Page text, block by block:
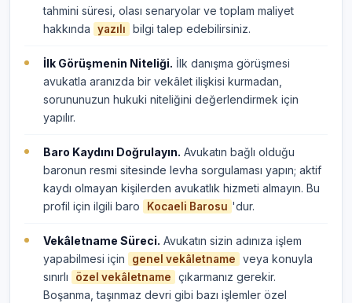
tahmini süresi, olası senaryolar ve toplam maliyet
hakkında
yazılı bilgi talep edebilirsiniz.
İlk Görüşmenin Niteliği. İlk danışma görüşmesi
avukatla aranızda bir vekâlet ilişkisi kurmadan,
sorununuzun hukuki niteliğini değerlendirmek için
yapılır.
Baro Kaydını Doğrulayın. Avukatın bağlı olduğu
baronun resmi sitesinde levha sorgulaması yapın; aktif
kaydı olmayan kişilerden avukatlık hizmeti almayın. Bu
profil için ilgili baro
Kocaeli Barosu 'dur.
Vekâletname Süreci. Avukatın sizin adınıza işlem
yapabilmesi için
genel vekâletname
veya konuyla
sınırlı
özel vekâletname
çıkarmanız gerekir.
Boşanma, taşınmaz devri gibi bazı işlemler özel